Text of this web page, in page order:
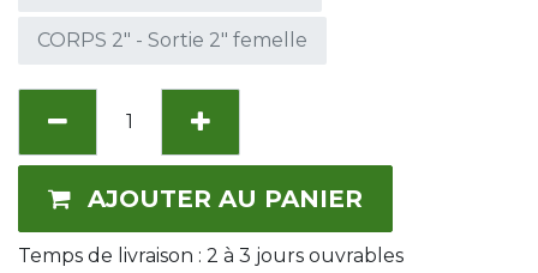
CORPS 2" - Sortie 2" femelle
AJOUTER AU PANIER
Temps de livraison : 2 à 3 jours ouvrables